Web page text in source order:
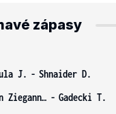
zápasy
J. - Shnaider D.
Ryan Ziegann S. - Gadecki T.